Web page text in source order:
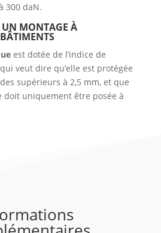
300 daN.
UN MONTAGE À
est dotée de l’indice de
veut dire qu’elle est protégée
supérieurs à 2,5 mm, et que
doit uniquement être posée à